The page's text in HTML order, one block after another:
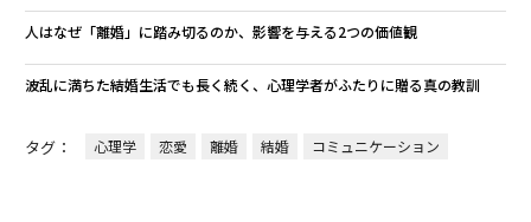
人はなぜ「離婚」に踏み切るのか、影響を与える2つの価値観
波乱に満ちた結婚生活でも長く続く、心理学者がふたりに贈る真の教訓
タグ： 心理学 恋愛 離婚 結婚 コミュニケーション